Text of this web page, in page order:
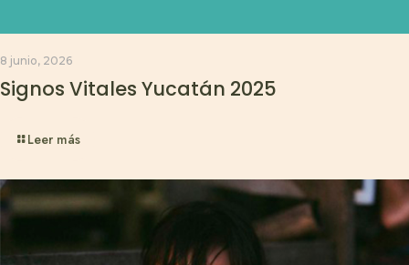
8 junio, 2026
Signos Vitales Yucatán 2025
Leer más